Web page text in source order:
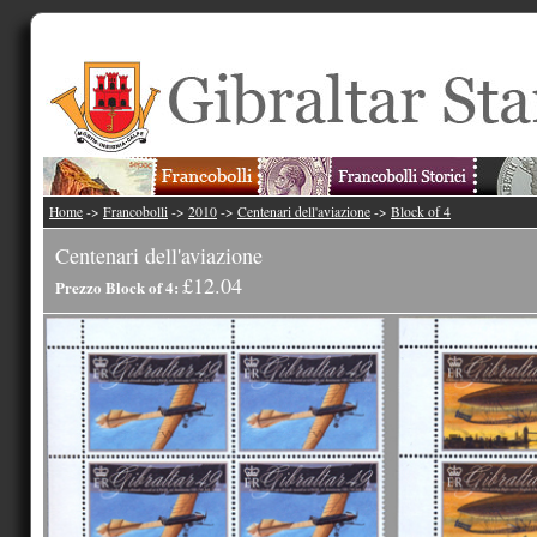
Home -> Francobolli -> 2010 -> Centenari dell'aviazione -> Block of 4
Centenari dell'aviazione
Prezzo Block of 4: £12.04